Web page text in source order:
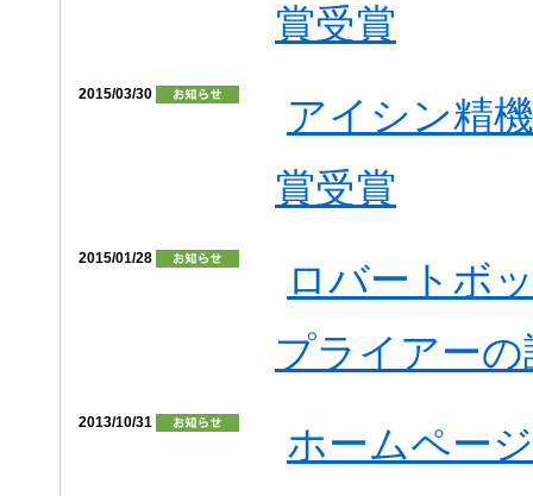
賞受賞
2015/03/30
アイシン精
賞受賞
2015/01/28
ロバートボ
プライアー
2013/10/31 ホームペー